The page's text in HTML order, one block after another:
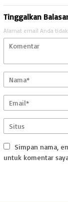
Tinggalkan
Alamat email Anda
Simpan nama,
untuk komentar